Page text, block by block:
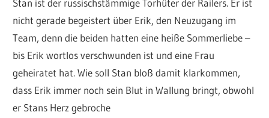
Stan ist der russischstämmige Torhüter der Railers. Er ist
nicht gerade begeistert über Erik, den Neuzugang im
Team, denn die beiden hatten eine heiße Sommerliebe –
bis Erik wortlos verschwunden ist und eine Frau
geheiratet hat. Wie soll Stan bloß damit klarkommen,
dass Erik immer noch sein Blut in Wallung bringt, obwohl
er Stans Herz gebroche